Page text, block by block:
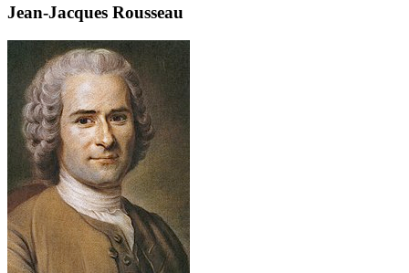
Jean-Jacques Rousseau